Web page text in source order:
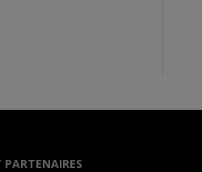
PARTENAIRES